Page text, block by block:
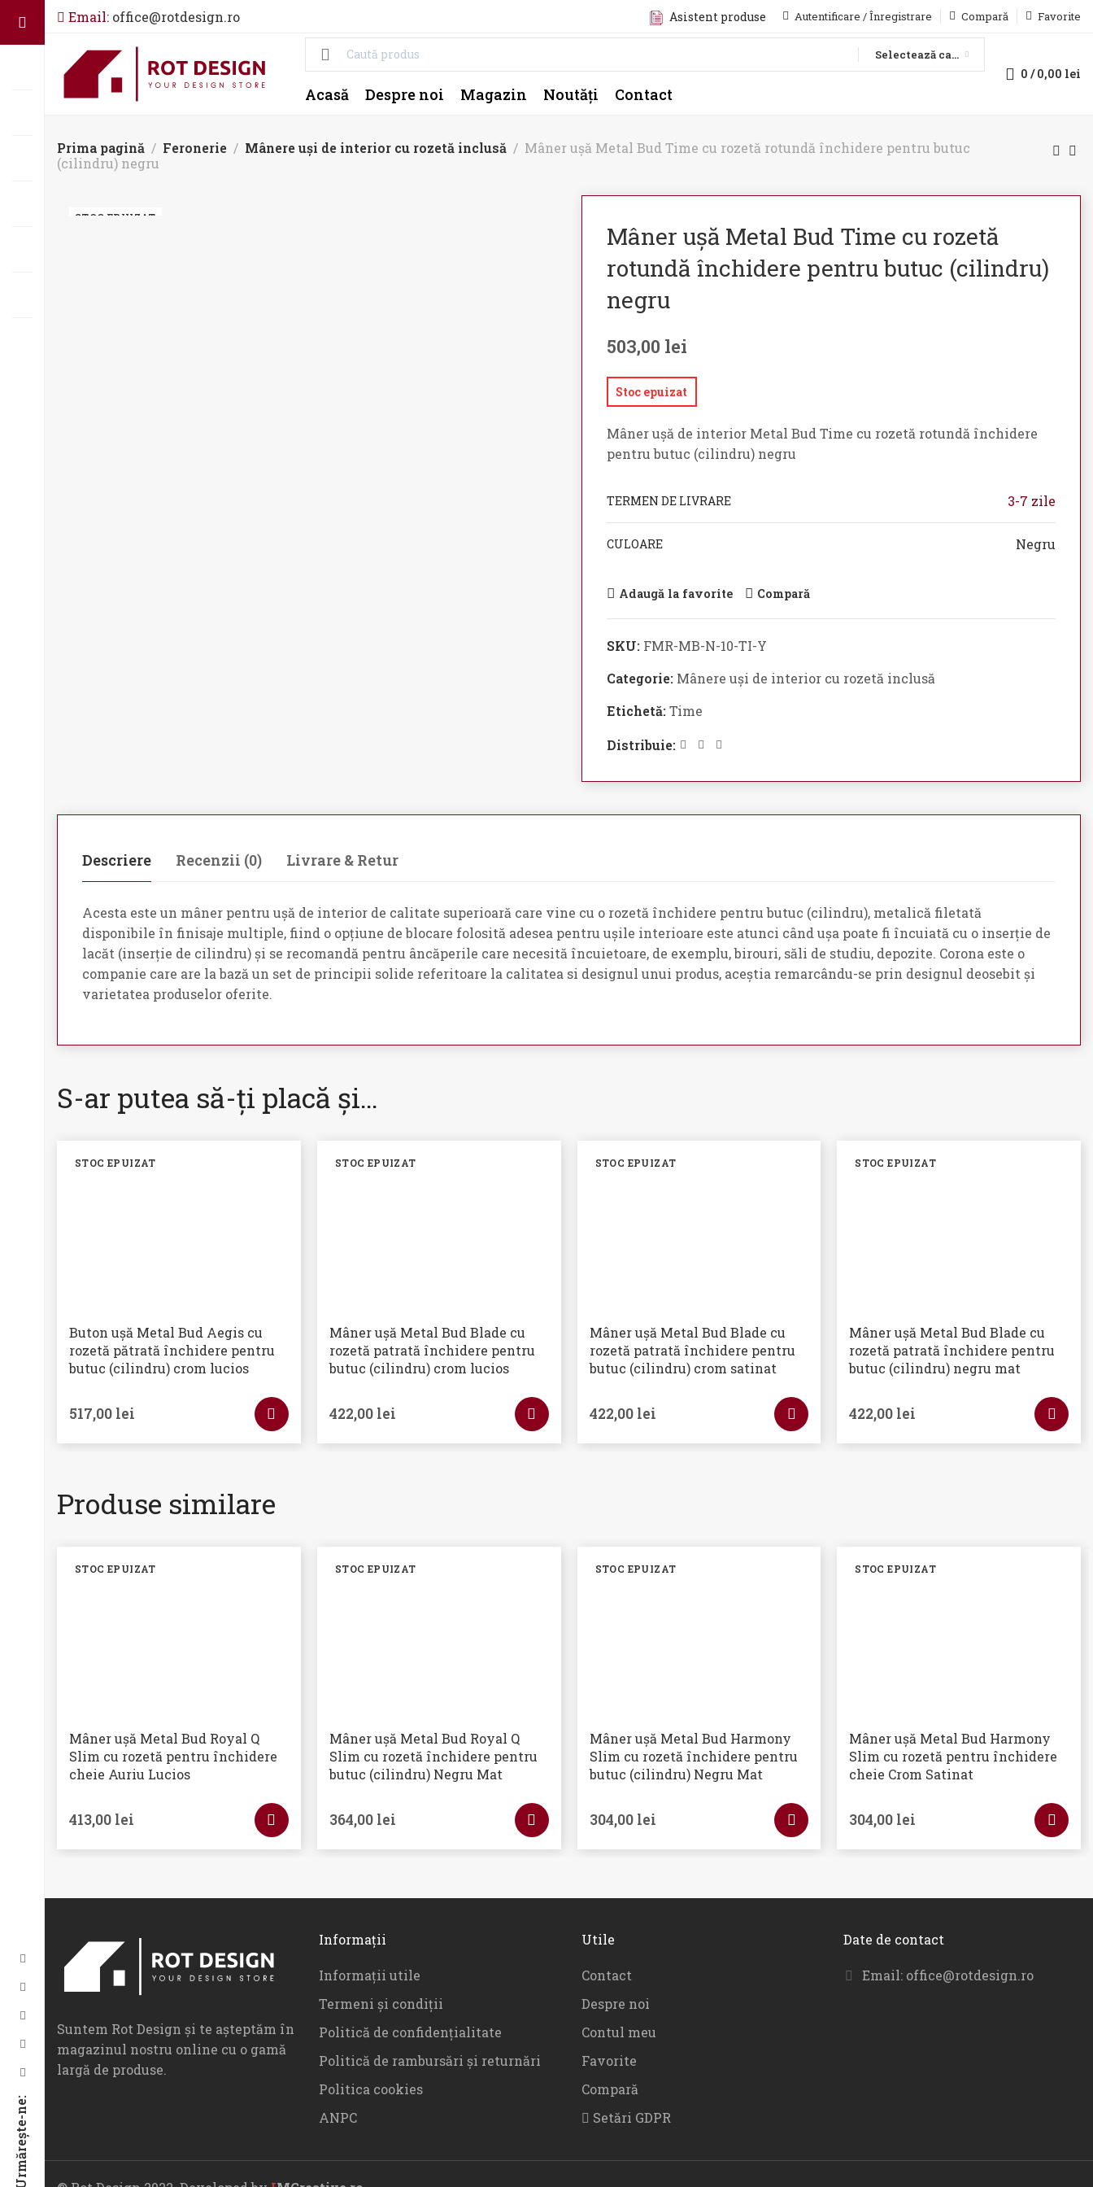
Email: office@rotdesign.ro Asistent produse Autentificare / Înregistrare Compară Favorite
Selectează categoria
Acasă Despre noi Magazin Noutăți Contact
0 / 0,00 lei
Prima pagină Feronerie Mânere uși de interior cu rozetă inclusă
Mâner ușă Metal Bud Time cu rozetă rotundă închidere pentru butuc
(cilindru) negru
STOC EPUIZAT
Mâner ușă Metal Bud Time cu rozetă
rotundă închidere pentru butuc (cilindru)
negru
503,00 lei
Stoc epuizat
Mâner ușă de interior Metal Bud Time cu rozetă rotundă închidere
pentru butuc (cilindru) negru
TERMEN DE LIVRARE 3-7 zile
CULOARE Negru
Adaugă la favorite Compară
SKU: FMR-MB-N-10-TI-Y
Categorie: Mânere uși de interior cu rozetă inclusă
Etichetă:Time
Distribuie:
Descriere Recenzii (0) Livrare & Retur
Acesta este un mâner pentru ușă de interior de calitate superioară care vine cu o rozetă închidere pentru butuc (cilindru), metalică filetată
disponibile în finisaje multiple, fiind o opțiune de blocare folosită adesea pentru ușile interioare este atunci când ușa poate fi încuiată cu o inserție de
lacăt (inserție de cilindru) și se recomandă pentru âncăperile care necesită încuietoare, de exemplu, birouri, săli de studiu, depozite. Corona este o
companie care are la bază un set de principii solide referitoare la calitatea si designul unui produs, aceștia remarcându-se prin designul deosebit și
varietatea produselor oferite.
S-ar putea să-ți placă și…
STOC EPUIZAT
Buton ușă Metal Bud Aegis cu
rozetă pătrată închidere pentru
butuc (cilindru) crom lucios
517,00 lei
STOC EPUIZAT
Mâner ușă Metal Bud Blade cu
rozetă patrată închidere pentru
butuc (cilindru) crom lucios
422,00 lei
STOC EPUIZAT
Mâner ușă Metal Bud Blade cu
rozetă patrată închidere pentru
butuc (cilindru) crom satinat
422,00 lei
STOC EPUIZAT
Mâner ușă Metal Bud Blade cu
rozetă patrată închidere pentru
butuc (cilindru) negru mat
422,00 lei
Produse similare
STOC EPUIZAT
Mâner ușă Metal Bud Royal Q
Slim cu rozetă pentru închidere
cheie Auriu Lucios
413,00 lei
STOC EPUIZAT
Mâner ușă Metal Bud Royal Q
Slim cu rozetă închidere pentru
butuc (cilindru) Negru Mat
364,00 lei
STOC EPUIZAT
Mâner ușă Metal Bud Harmony
Slim cu rozetă închidere pentru
butuc (cilindru) Negru Mat
304,00 lei
STOC EPUIZAT
Mâner ușă Metal Bud Harmony
Slim cu rozetă pentru închidere
cheie Crom Satinat
304,00 lei
Suntem Rot Design și te așteptăm în
magazinul nostru online cu o gamă
largă de produse.
Informații
Informații utile
Termeni și condiții
Politică de confidențialitate
Politică de rambursări și returnări
Politica cookies
ANPC
Utile
Contact
Despre noi
Contul meu
Favorite
Compară
Setări GDPR
Date de contact
Email: office@rotdesign.ro
Urmărește-ne: